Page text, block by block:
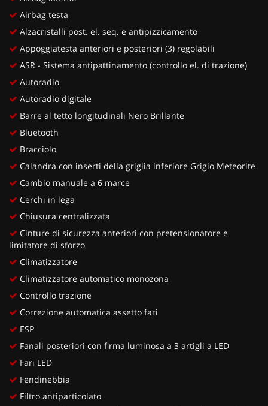
Airbag testa
Alzacristalli post. el. seq. e antipizzicamento
Appoggiatesta anteriori e posteriori (3) regolabili
ASR - Sistema antipattinamento (controllo el. di trazione)
Autoradio
Autoradio digitale
Barre al tetto longitudinali Nero Brillante
Bluetooth
Bracciolo
Calandra con inserti della griglia inferiore Grigio Meteorite
Cambio manuale a 6 marce
Cerchi in lega
Chiusura centralizzata
Cinture di sicurezza anteriori con pretensionatore e
limitatore di sforzo
Climatizzatore
Climatizzatore automatico monozona
Controllo trazione
Correzione automatica assetto fari
ESP
Fanali posteriori con firma luminosa a 3 artigli a LED
Fari LED
Fendinebbia
Filtro antiparticolato